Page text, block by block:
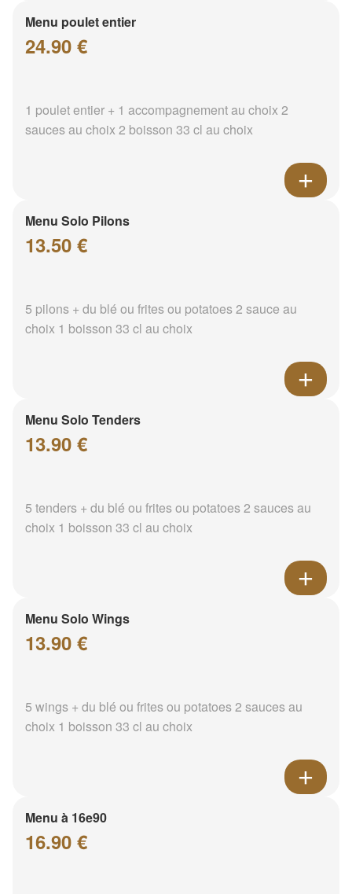
Menu poulet entier
24.90 €
1 poulet entier + 1 accompagnement au choix 2
sauces au choix 2 boisson 33 cl au choix
Menu Solo Pilons
13.50 €
5 pilons + du blé ou frites ou potatoes 2 sauce au
choix 1 boisson 33 cl au choix
Menu Solo Tenders
13.90 €
5 tenders + du blé ou frites ou potatoes 2 sauces au
choix 1 boisson 33 cl au choix
Menu Solo Wings
13.90 €
5 wings + du blé ou frites ou potatoes 2 sauces au
choix 1 boisson 33 cl au choix
Menu à 16e90
16.90 €